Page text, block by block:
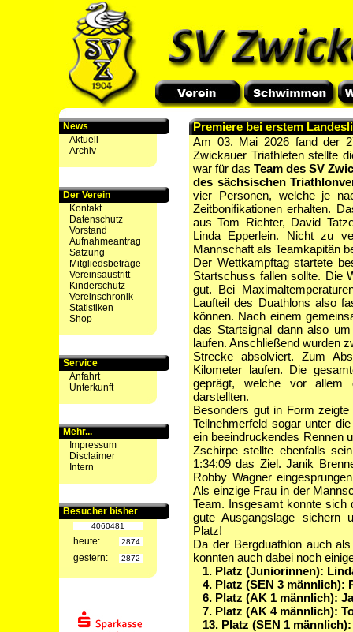
News
Aktuell
Archiv
Der Verein
Kontakt
Datenschutz
Vorstand
Aufnahmeantrag
Satzung
Mitgliedsbeträge
Vereinsaustritt
Kinderschutz
Vereinschronik
Statistiken
Shop
Service
Anfahrt
Unterkunft
Mehr...
Impressum
Disclaimer
Intern
Besucher bisher
4060481
heute: 2874
gestern: 2872
Premiere bei erstem
Am 03. Mai 2026 fand der
Zwickauer Triathleten stellte
war für dasTeam des SV
des sächsischen
vier Personen, welche je
Zeitbonifikationen erhalten.
aus Tom Richter, David
Linda Epperlein. Nicht zu
Mannschaft als Teamkapitän
Der Wettkampftag startete
Startschuss fallen sollte. Die
gut. Bei
Laufteil des Duathlons also
können. Nach einem
das Startsignal dann also
laufen. Anschließend wurden
Strecke absolviert. Zum
Kilometer laufen. Die
geprägt, welche vor allem
darstellten.
Besonders gut in Form
Teilnehmerfeld sogar unter
ein beeindruckendes Rennen
Zschirpe stellte ebenfalls
1:34:09 das Ziel. Janik
Robby Wagner
Als einzige Frau in der
Team. Insgesamt konnte sich
gute Ausgangslage sichern
Platz!
Da der Bergduathlon auch
konnten auch dabei noch
1. Platz (Juniorinnen):
4. Platz (SEN 3 männlich):
6. Platz (AK 1 männlich):
7. Platz (AK 4 männlich):
13. Platz (SEN 1